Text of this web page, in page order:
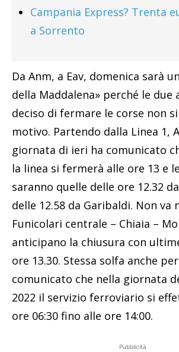
Campania Express? Trenta
a Sorrento
Da Anm, a Eav, domenica sarà
della Maddalena» perché le due
deciso di fermare le corse non
motivo. Partendo dalla Linea 1,
giornata di ieri ha comunicato
la linea si fermerà alle ore 13 e
saranno quelle delle ore 12.32
delle 12.58 da Garibaldi. Non va
Funicolari centrale – Chiaia –
anticipano la chiusura con
ore 13.30. Stessa solfa anche per
comunicato che nella giornata
2022 il servizio ferroviario si
ore 06:30 fino alle ore 14:00.
Pubblicità